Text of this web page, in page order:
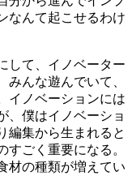
なんて起こせるわけ
して、イノベーター
みんな遊んでいて、
イノベーションには
、僕はイノベーショ
編集から生まれると
ごく重要になる。
材の種類が増えてい